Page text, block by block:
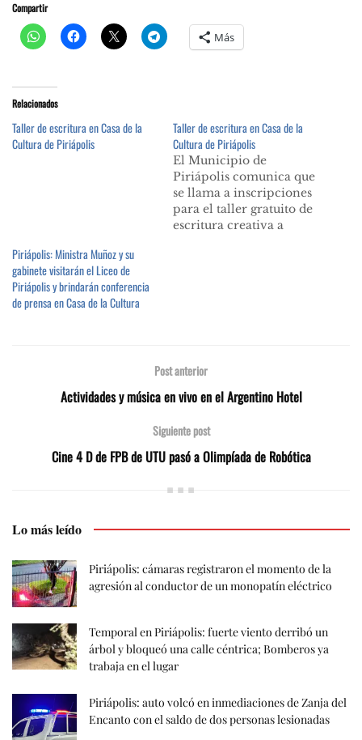
Compartir
Más
Relacionados
Taller de escritura en Casa de la
Cultura de Piriápolis
Taller de escritura en Casa de la
Cultura de Piriápolis
El Municipio de
Piriápolis comunica que
se llama a inscripciones
para el taller gratuito de
escritura creativa a
18.30 a 21.30 horas.…
Piriápolis: Ministra Muñoz y su
gabinete visitarán el Liceo de
Piriápolis y brindarán conferencia
de prensa en Casa de la Cultura
Post anterior
Actividades y música en vivo en el Argentino Hotel
Siguiente post
Cine 4 D de FPB de UTU pasó a Olimpíada de Robótica
Lo más leído
Piriápolis: cámaras registraron el momento de la
agresión al conductor de un monopatín eléctrico
Temporal en Piriápolis: fuerte viento derribó un
árbol y bloqueó una calle céntrica; Bomberos ya
trabaja en el lugar
Piriápolis: auto volcó en inmediaciones de Zanja del
Encanto con el saldo de dos personas lesionadas